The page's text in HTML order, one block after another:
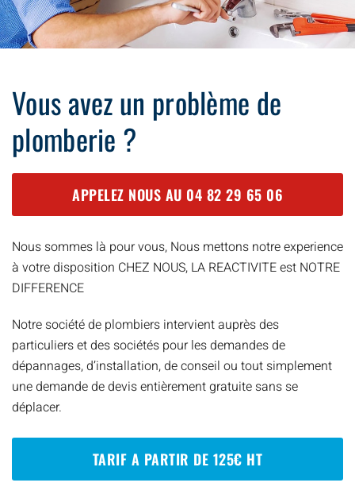
Vous avez un problème de
plomberie ?
APPELEZ NOUS AU 04 82 29 65 06
Nous sommes là pour vous, Nous mettons notre experience
à votre disposition CHEZ NOUS, LA REACTIVITE est NOTRE
DIFFERENCE
Notre société de plombiers intervient auprès des
particuliers et des sociétés pour les demandes de
dépannages, d’installation, de conseil ou tout simplement
une demande de devis entièrement gratuite sans se
déplacer.
TARIF A PARTIR DE 125€ HT